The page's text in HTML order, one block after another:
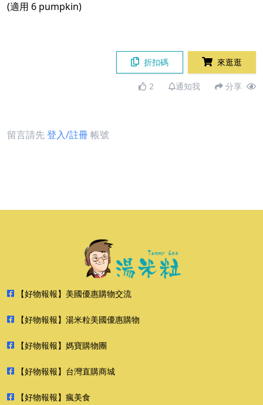
(適用 6 pumpkin)
折扣碼 來逛逛
2 通知我 分享
留言請先登入/註冊帳號
【好物報報】美國優惠購物交流
【好物報報】湯米粒美國優惠購物
【好物報報】媽寶購物團
【好物報報】台灣直購商城
【好物報報】瘋美食